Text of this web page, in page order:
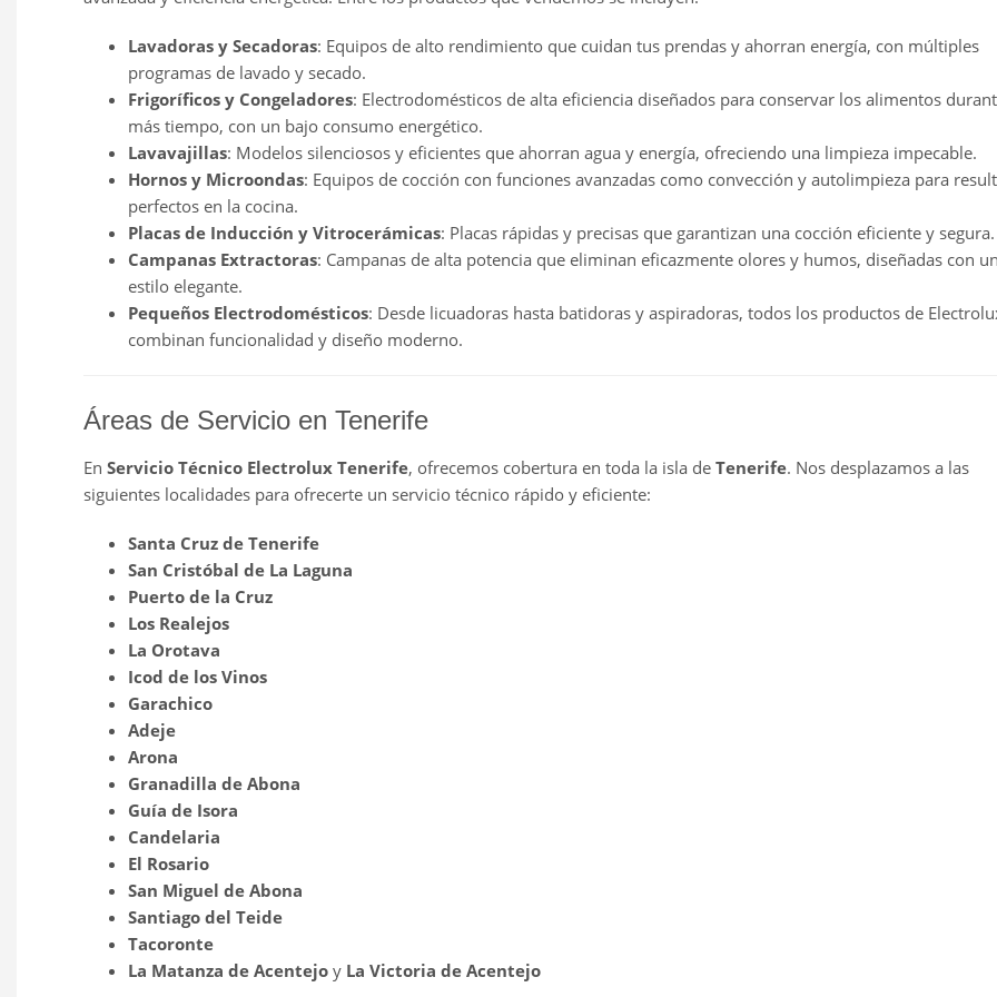
Lavadoras y Secadoras: Equipos de alto rendimiento que cuidan tus prendas y ahorran energía, con múltiples
programas de lavado y secado.
Frigoríficos y Congeladores: Electrodomésticos de alta eficiencia diseñados para conservar los alimentos
más tiempo, con un bajo consumo energético.
Lavavajillas: Modelos silenciosos y eficientes que ahorran agua y energía, ofreciendo una limpieza impecable.
Hornos y Microondas: Equipos de cocción con funciones avanzadas como convección y autolimpieza para
perfectos en la cocina.
Placas de Inducción y Vitrocerámicas: Placas rápidas y precisas que garantizan una cocción eficiente y segura.
Campanas Extractoras: Campanas de alta potencia que eliminan eficazmente olores y humos, diseñadas con un
estilo elegante.
Pequeños Electrodomésticos: Desde licuadoras hasta batidoras y aspiradoras, todos los productos de
combinan funcionalidad y diseño moderno.
Áreas de Servicio en Tenerife
En Servicio Técnico Electrolux Tenerife, ofrecemos cobertura en toda la isla de Tenerife. Nos desplazamos a las
siguientes localidades para ofrecerte un servicio técnico rápido y eficiente:
Santa Cruz de Tenerife
San Cristóbal de La Laguna
Puerto de la Cruz
Los Realejos
La Orotava
Icod de los Vinos
Garachico
Adeje
Arona
Granadilla de Abona
Guía de Isora
Candelaria
El Rosario
San Miguel de Abona
Santiago del Teide
Tacoronte
La Matanza de Acentejo y La Victoria de Acentejo